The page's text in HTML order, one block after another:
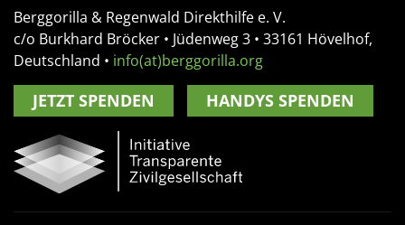
Berggorilla & Regenwald Direkthilfe e. V.
c/o Burkhard Bröcker • Jüdenweg 3 • 33161 Hövelhof,
Deutschland • info(at)berggorilla.org
JETZT SPENDEN HANDYS SPENDEN